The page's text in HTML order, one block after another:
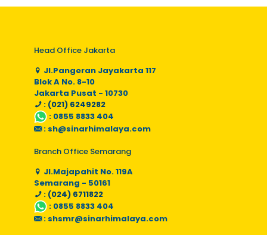
Head Office Jakarta
Jl.Pangeran Jayakarta 117
Blok A No. 8-10
Jakarta Pusat - 10730
: (021) 6249282
: 0855 8833 404
: sh@sinarhimalaya.com
Branch Office Semarang
Jl.Majapahit No. 119A
Semarang - 50161
: (024) 6711822
: 0855 8833 404
: shsmr@sinarhimalaya.com